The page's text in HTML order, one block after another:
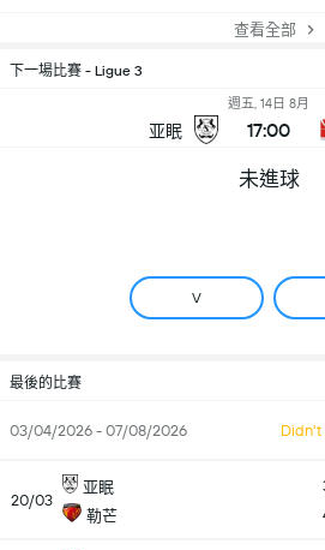
查看全部
下一場比賽 - Ligue 3
亚眠
週五, 14日 8月
17:00
未進球
V
最後的比賽
03/04/2026 - 07/08/2026 Didn't
20/03
亚眠
勒芒